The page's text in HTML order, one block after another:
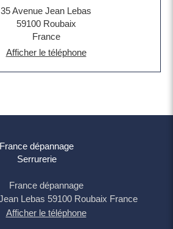
35 Avenue Jean Lebas
59100 Roubaix
France
Afficher le téléphone
France dépannage
Serrurerie
France dépannage
Lebas 59100 Roubaix France
Afficher le téléphone